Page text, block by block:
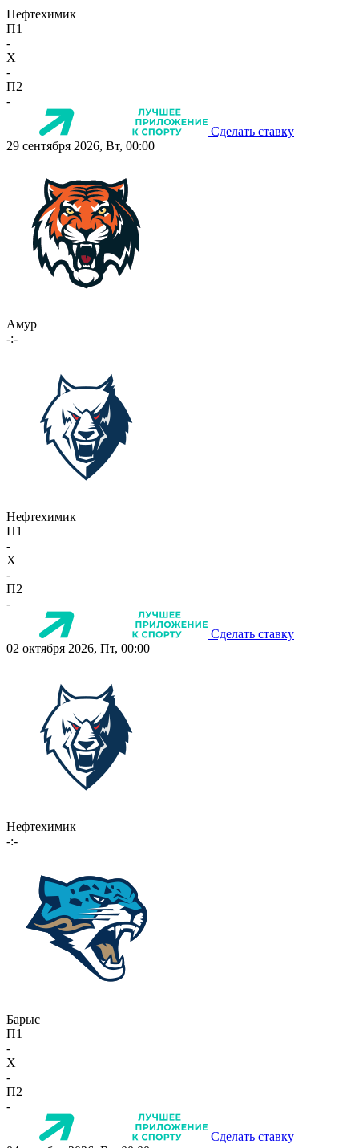
Нефтехимик
П1
-
X
-
П2
-
Сделать ставку
29 сентября 2026, Вт, 00:00
Амур
-:-
Нефтехимик
П1
-
X
-
П2
-
Сделать ставку
02 октября 2026, Пт, 00:00
Нефтехимик
-:-
Барыс
П1
-
X
-
П2
-
Сделать ставку